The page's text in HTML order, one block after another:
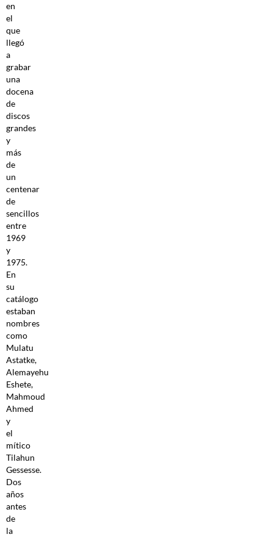
en
el
que
llegó
a
grabar
una
docena
de
discos
grandes
y
más
de
un
centenar
de
sencillos
entre
1969
y
1975.
En
su
catálogo
estaban
nombres
como
Mulatu
Astatke,
Alemayehu
Eshete,
Mahmoud
Ahmed
y
el
mítico
Tilahun
Gessesse.
Dos
años
antes
de
la